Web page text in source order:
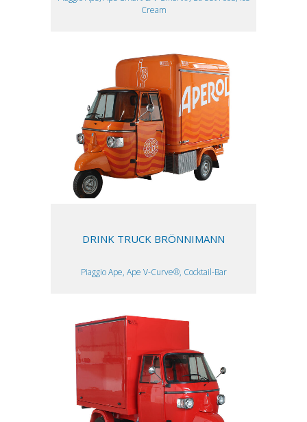
Cream
DRINK TRUCK BRÖNNIMANN
Piaggio Ape, Ape V-Curve®, Cocktail-Bar